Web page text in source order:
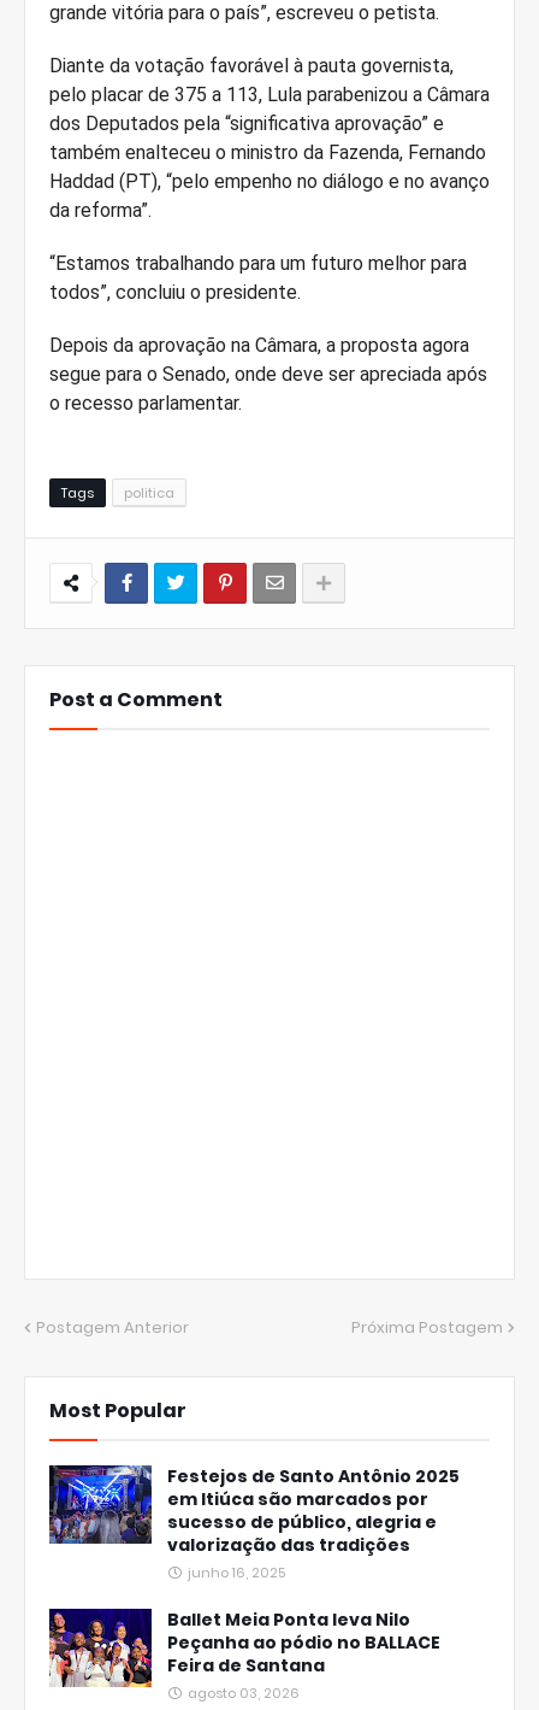
grande vitória para o país”, escreveu o petista.
Diante da votação favorável à pauta governista,
pelo placar de 375 a 113, Lula parabenizou a Câmara
dos Deputados pela “significativa aprovação” e
também enalteceu o ministro da Fazenda, Fernando
Haddad (PT), “pelo empenho no diálogo e no avanço
da reforma”.
“Estamos trabalhando para um futuro melhor para
todos”, concluiu o presidente.
Depois da aprovação na Câmara, a proposta agora
segue para o Senado, onde deve ser apreciada após
o recesso parlamentar.
Tags politica
Post a Comment
Postagem Anterior Próxima Postagem
Most Popular
Festejos de Santo Antônio 2025
em Itiúca são marcados por
sucesso de público, alegria e
valorização das tradições
junho 16, 2025
Ballet Meia Ponta leva Nilo
Peçanha ao pódio no BALLACE
Feira de Santana
agosto 03, 2026